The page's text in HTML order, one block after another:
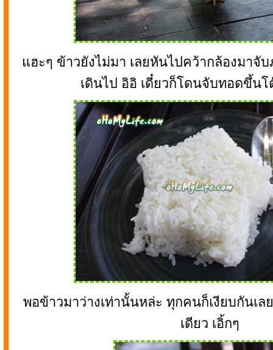
แฮะๆ ข้าวยังไม่มา เลยหันไปคว้ากล้องมาจั
เดินไป อิอิ เดี๋ยวก็โดนจับทอดขึ้นโ
พอข้าวมาว่างเท่านั้นหล่ะ ทุกคนก็เงียบกันเ
เดียว เอิ้กๆ